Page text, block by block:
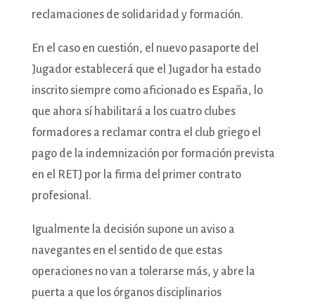
reclamaciones de solidaridad y formación.
En el caso en cuestión, el nuevo pasaporte del
Jugador establecerá que el Jugador ha estado
inscrito siempre como aficionado es España, lo
que ahora sí habilitará a los cuatro clubes
formadores a reclamar contra el club griego el
pago de la indemnización por formación prevista
en el RETJ por la firma del primer contrato
profesional.
Igualmente la decisión supone un aviso a
navegantes en el sentido de que estas
operaciones no van a tolerarse más, y abre la
puerta a que los órganos disciplinarios